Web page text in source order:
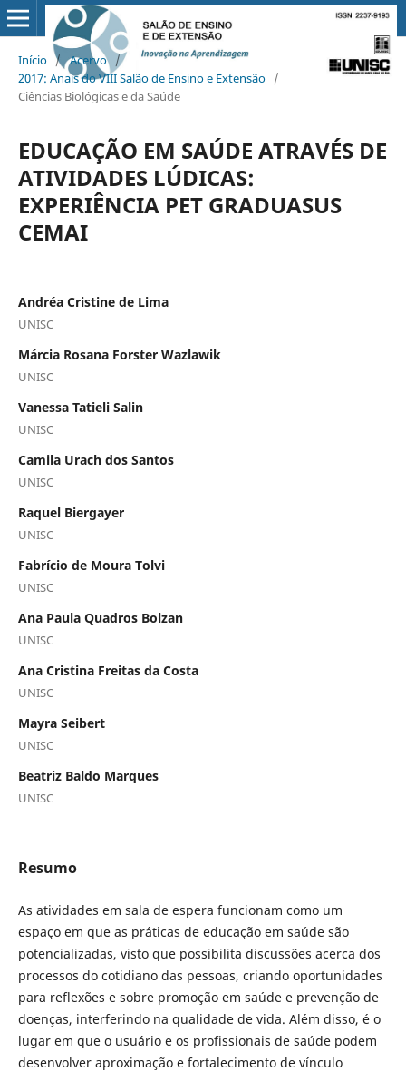
Início / Acervo /
2017: Anais do VIII Salão de Ensino e Extensão /
Ciências Biológicas e da Saúde
EDUCAÇÃO EM SAÚDE ATRAVÉS DE
ATIVIDADES LÚDICAS:
EXPERIÊNCIA PET GRADUASUS
CEMAI
Andréa Cristine de Lima
UNISC
Márcia Rosana Forster Wazlawik
UNISC
Vanessa Tatieli Salin
UNISC
Camila Urach dos Santos
UNISC
Raquel Biergayer
UNISC
Fabrício de Moura Tolvi
UNISC
Ana Paula Quadros Bolzan
UNISC
Ana Cristina Freitas da Costa
UNISC
Mayra Seibert
UNISC
Beatriz Baldo Marques
UNISC
Resumo
As atividades em sala de espera funcionam como um
espaço em que as práticas de educação em saúde são
potencializadas, visto que possibilita discussões acerca dos
processos do cotidiano das pessoas, criando oportunidades
para reflexões e sobre promoção em saúde e prevenção de
doenças, interferindo na qualidade de vida. Além disso, é o
lugar em que o usuário e os profissionais de saúde podem
desenvolver aproximação e fortalecimento de vínculo